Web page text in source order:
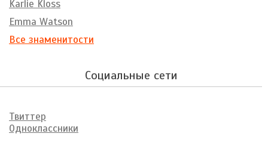
Karlie Kloss
Emma Watson
Все знаменитости
Социальные сети
Твиттер
Одноклассники